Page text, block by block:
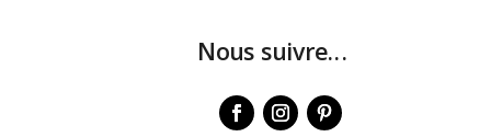
Nous suivre...